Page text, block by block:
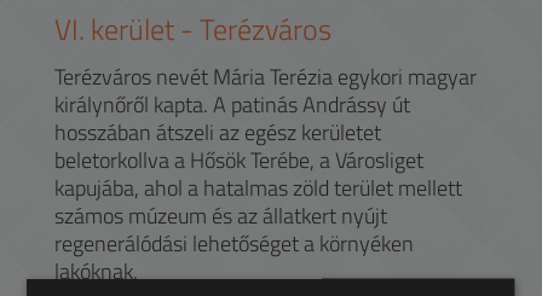
VI. kerület -Terézváros
Terézváros nevét Mária Terézia egykori magyar
királynőről kapta. A patinás Andrássy út
hosszában átszeli az egész kerületet
beletorkollva a Hősök Terébe, a Városliget
kapujába, ahol a hatalmas zöld terület mellett
számos múzeum és az állatkert nyújt
regenerálódási lehetőséget a környéken
lakóknak.